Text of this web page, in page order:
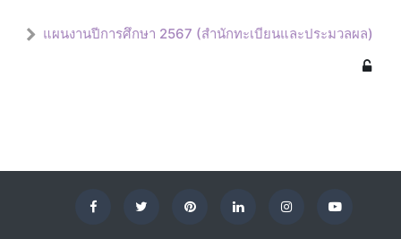
แผนงานปีการศึกษา 2567 (สำนักทะเบียนและประมวลผล)